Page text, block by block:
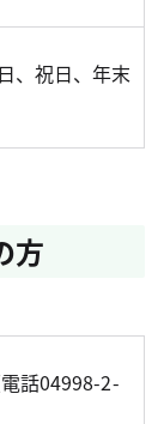
、祝日、年末
方
話04998-2-